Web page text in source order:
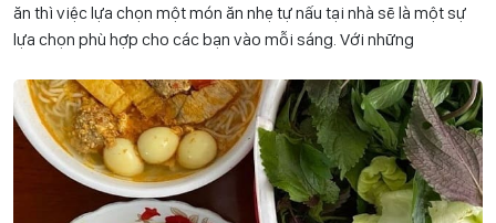
ăn thì việc lựa chọn một món ăn nhẹ tự nấu tại nhà sẽ là một sự
lựa chọn phù hợp cho các bạn vào mỗi sáng. Với những